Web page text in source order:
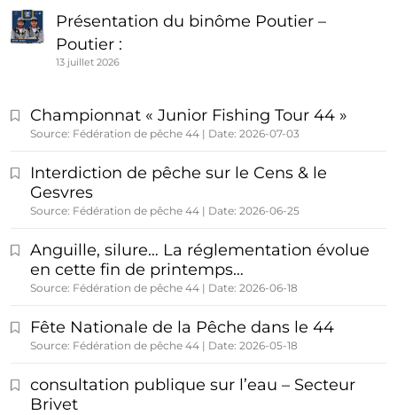
Présentation du binôme Poutier –
Poutier :
13 juillet 2026
Championnat « Junior Fishing Tour 44 »
Source: Fédération de pêche 44 Date: 2026-07-03
Interdiction de pêche sur le Cens & le
Gesvres
Source: Fédération de pêche 44 Date: 2026-06-25
Anguille, silure… La réglementation évolue
en cette fin de printemps…
Source: Fédération de pêche 44 Date: 2026-06-18
Fête Nationale de la Pêche dans le 44
Source: Fédération de pêche 44 Date: 2026-05-18
consultation publique sur l’eau – Secteur
Brivet